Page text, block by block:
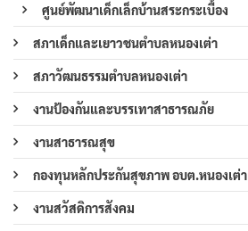
ศูนย์พัฒนาเด็กเล็กบ้านสระกระเบื้อง
สภาเด็กและเยาวชนตำบลหนองเต่า
สภาวัฒนธรรมตำบลหนองเต่า
งานป้องกันและบรรเทาสาธารณภัย
งานสาธารณสุข
กองทุนหลักประกันสุขภาพ อบต.หนองเต่า
งานสวัสดิการสังคม